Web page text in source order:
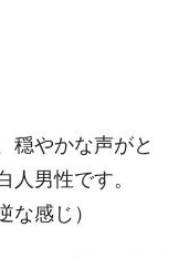
穏やかな声がと
男性です。
な感じ）